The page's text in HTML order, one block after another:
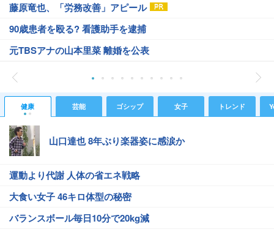
藤原竜也、「労務改善」アピール
90歳患者を殴る? 看護助手を逮捕
元TBSアナの山本里菜 離婚を公表
健康 芸能 ゴシップ 女子 トレンド
山口達也 8年ぶり楽器姿に感涙か
運動より代謝 人体の省エネ戦略
大食い女子 46キロ体型の秘密
バランスボール毎日10分で20kg減